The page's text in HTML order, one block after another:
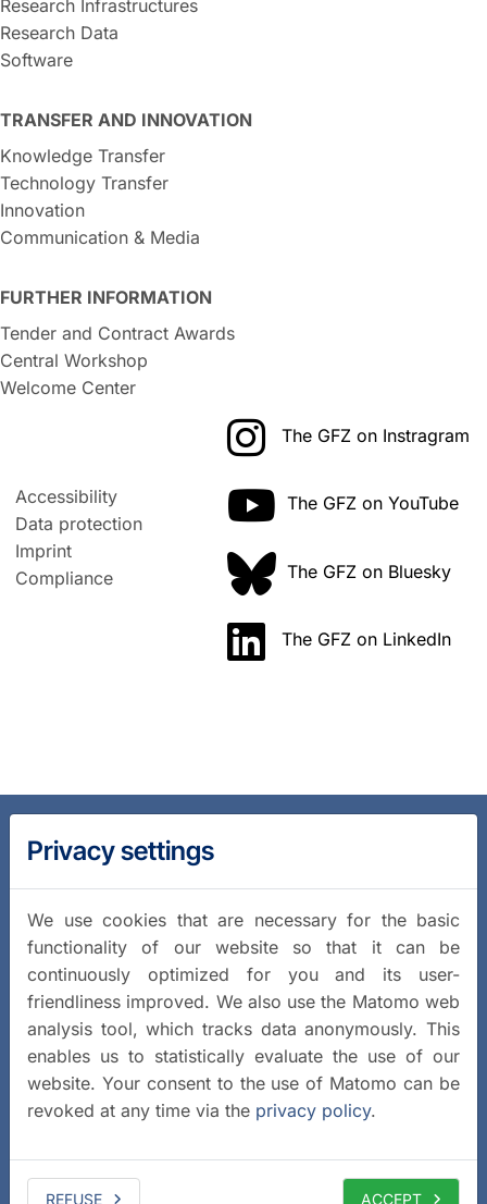
Research Infrastructures
Research Data
Software
TRANSFER AND INNOVATION
Knowledge Transfer
Technology Transfer
Innovation
Communication & Media
FURTHER INFORMATION
Tender and Contract Awards
Central Workshop
Welcome Center
Accessibility
Data protection
Imprint
Compliance
The GFZ on Instragram
The GFZ on YouTube
The GFZ on Bluesky
The GFZ on LinkedIn
Privacy settings
We use cookies that are necessary for the basic
functionality of our website so that it can be
continuously optimized for you and its user-
friendliness improved. We also use the Matomo web
analysis tool, which tracks data anonymously. This
enables us to statistically evaluate the use of our
website. Your consent to the use of Matomo can be
revoked at any time via the privacy policy.
REFUSE ACCEPT